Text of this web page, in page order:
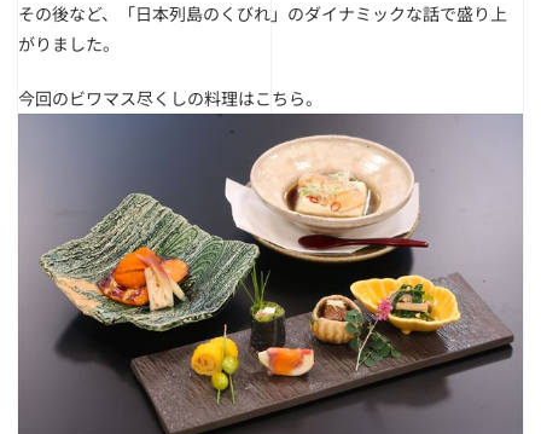
その後など、「日本列島のくびれ」のダイナミックな話で盛り上
がりました。
今回のビワマス尽くしの料理はこちら。